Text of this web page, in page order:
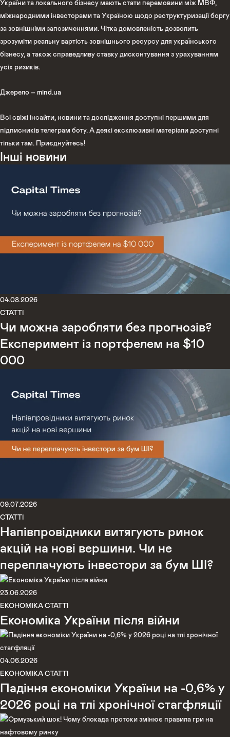
України та локального бізнесу мають стати перемовини між МВФ,
міжнародними інвесторами та Україною щодо реструктуризації боргу
за зовнішніми запозиченнями. Чітка домовленість дозволить
зрозуміти реальну вартість зовнішнього ресурсу для українського
бізнесу, а також справедливу ставку дисконтування з урахуванням
усіх ризиків.
Джерело – mind.ua
Всі свіжі інсайти, новини та дослідження доступні першими для
підписників телеграм боту. А деякі ексклюзивні матеріали доступні
тільки там. Приєднуйтесь!
Інші новини
04.08.2026
СТАТТІ
Чи можна заробляти без прогнозів?
Експеримент із портфелем на $10
000
09.07.2026
СТАТТІ
Напівпровідники витягують ринок
акцій на нові вершини. Чи не
переплачують інвестори за бум ШІ?
23.06.2026
ЕКОНОМІКА СТАТТІ
Економіка України після війни
04.06.2026
ЕКОНОМІКА СТАТТІ
Падіння економіки України на -0,6% у
2026 році на тлі хронічної стагфляції